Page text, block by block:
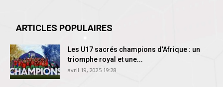
ARTICLES POPULAIRES
Les U17 sacrés champions d’Afrique : un
triomphe royal et une...
avril 19, 2025 19:28